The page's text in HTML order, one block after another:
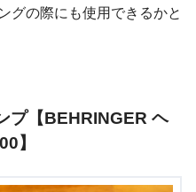
グの際にも使用できるかと
プ【BEHRINGER ヘ
】